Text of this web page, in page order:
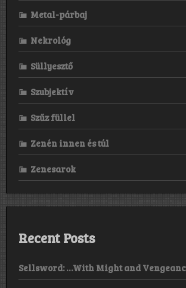
Metal-párbaj
Nekrológ
Süllyesztő
Szubjektív
Szűz füllel
Zenén innen és túl
Zenesarok
Recent Posts
Sellsword: …With Might and